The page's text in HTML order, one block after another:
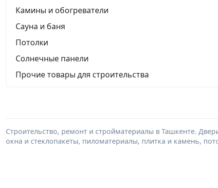
Камины и обогреватели
Сауна и баня
Потолки
Солнечные панели
Прочие товары для строительства
Строительство, ремонт и стройматериалы в Ташкенте.
окна и стеклопакеты, пиломатериалы, плитка и камень,